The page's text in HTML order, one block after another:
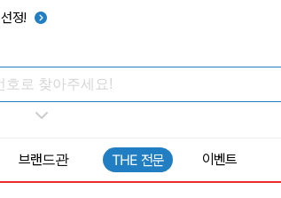
선정!
브랜드관 THE 전문 이벤트